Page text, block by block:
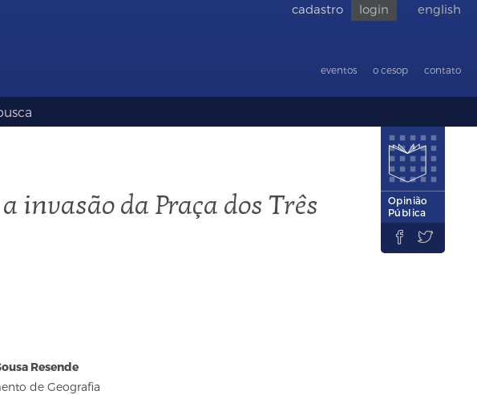
eventos o cesop contato
cadastro login english
invasão da Praça dos Três
Opinião
Pública
 
Resende
de Geografia